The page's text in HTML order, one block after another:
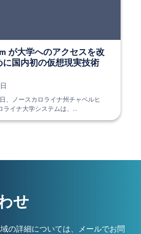
が大学へのアクセスを改
に国内初の仮想現実技術
、ノースカロライナ州チャペルヒ
ライナ大学システムは、…
せ
域の詳細については、メールでお問